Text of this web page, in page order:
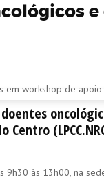
Centro
às 13h00, na